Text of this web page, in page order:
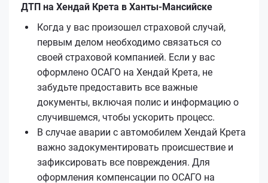
ДТП на Хендай Крета в Ханты-Мансийске
Когда у вас произошел страховой случай,
первым делом необходимо связаться со
своей страховой компанией. Если у вас
оформлено ОСАГО на Хендай Крета, не
забудьте предоставить все важные
документы, включая полис и информацию о
случившемся, чтобы ускорить процесс.
В случае аварии с автомобилем Хендай Крета
важно задокументировать происшествие и
зафиксировать все повреждения. Для
оформления компенсации по ОСАГО на